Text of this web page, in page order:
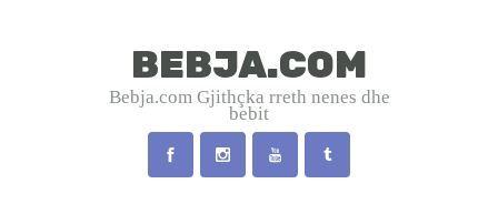
BEBJA.COM
Bebja.com Gjithçka rreth nenes dhe
bebit
BEBJA.COM
Bebja.com Gjithçka rreth nenes dhe bebit